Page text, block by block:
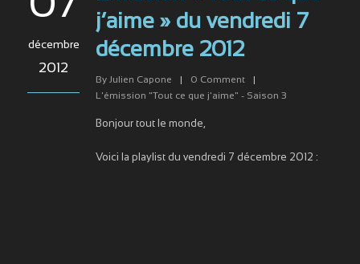
décembre
2012
j’aime » du vendredi 7
décembre 2012
By Julien Capone 0 Comment
L'émission "Tout ce que j'aime" - Saison 3
Bonjour tout le monde,
Voici la playlist du vendredi 7 décembre 2012 :